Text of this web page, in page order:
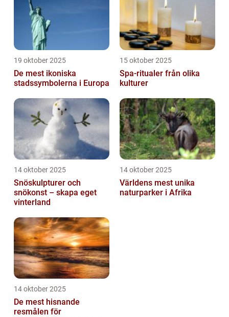
19 oktober 2025
De mest ikoniska
stadssymbolerna i Europa
15 oktober 2025
Spa-ritualer från olika
kulturer
14 oktober 2025
Snöskulpturer och
snökonst – skapa eget
vinterland
14 oktober 2025
Världens mest unika
naturparker i Afrika
14 oktober 2025
De mest hisnande
resmålen för